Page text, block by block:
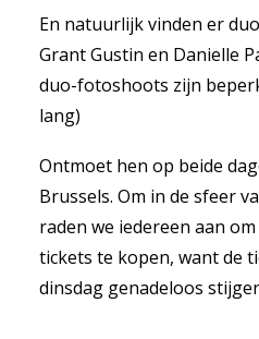
En natuurlijk vinden er
Grant Gustin en Danielle
duo-fotoshoots zijn
lang)
Ontmoet hen op beide
Brussels. Om in de sfeer
raden we iedereen aan
tickets te kopen, want de
dinsdag genadeloos